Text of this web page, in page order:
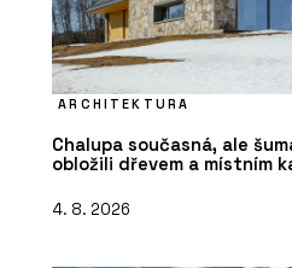
ARCHITEKTURA
Chalupa současná, ale
obložili dřevem a místním
4. 8. 2026